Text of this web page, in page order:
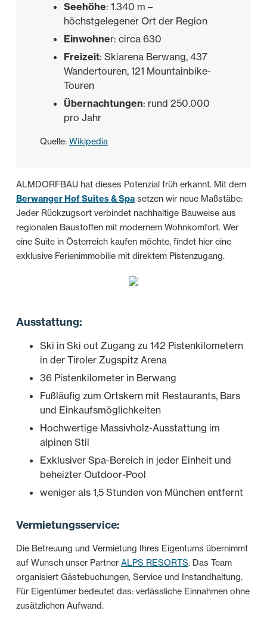
Seehöhe: 1.340 m –
höchstgelegener Ort der Region
Einwohner: circa 630
Freizeit: Skiarena Berwang, 437
Wandertouren, 121 Mountainbike-
Touren
Übernachtungen: rund 250.000
pro Jahr
Quelle: Wikipedia
ALMDORFBAU hat dieses Potenzial früh erkannt. Mit dem
Berwanger Hof Suites & Spasetzen wir neue Maßstäbe:
Jeder Rückzugsort verbindet nachhaltige Bauweise aus
regionalen Baustoffen mit modernem Wohnkomfort. Wer
eine Suite in Österreich kaufen möchte, findet hier eine
exklusive Ferienimmobilie mit direktem Pistenzugang.
Ausstattung:
Ski in Ski out Zugang zu 142 Pistenkilometern
in der Tiroler Zugspitz Arena
36 Pistenkilometer in Berwang
Fußläufig zum Ortskern mit Restaurants, Bars
und Einkaufsmöglichkeiten
Hochwertige Massivholz-Ausstattung im
alpinen Stil
Exklusiver Spa-Bereich in jeder Einheit und
beheizter Outdoor-Pool
weniger als 1,5 Stunden von München entfernt
Vermietungsservice:
Die Betreuung und Vermietung Ihres Eigentums übernimmt
auf Wunsch unser Partner ALPS RESORTS. Das Team
organisiert Gästebuchungen, Service und Instandhaltung.
Für Eigentümer bedeutet das: verlässliche Einnahmen ohne
zusätzlichen Aufwand.